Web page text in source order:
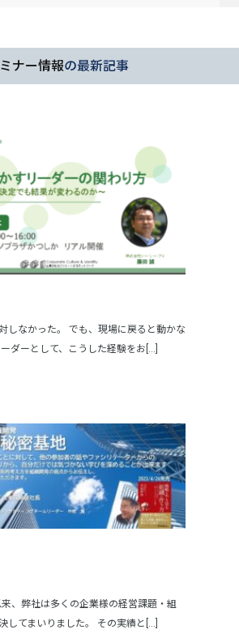
ナー情報の最新記事
しなかった。 でも、現場に戻ると動かな
ダーとして、こうした経験をお[...]
、弊社は多くの企業様の経営課題・組
してまいりました。 その実績と[...]